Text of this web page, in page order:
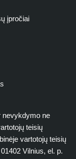
įpročiai
nevykdymo ne
teisių
vartotojų teisių
Vilnius, el. p.